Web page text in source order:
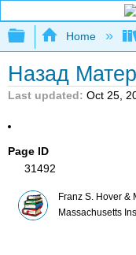
Expand/
Home
Назад
Last updated Oct 25,
Page ID
31492
Franz S. Hover &
Massachusetts